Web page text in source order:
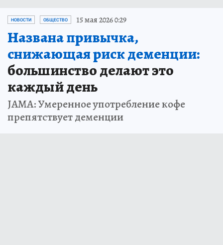
НОВОСТИ ОБЩЕСТВО 15 мая 2026 0:29
Названа привычка,
снижающая риск деменции:
большинство делают это
каждый день
JAMA: Умеренное употребление кофе
препятствует деменции